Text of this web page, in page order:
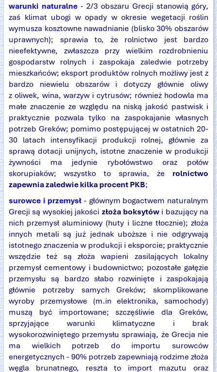
warunki naturalne - 2/3 obszaru Grecji stanowią góry,
zaś klimat ubogi w opady w okresie wegetacji roślin
wymusza kosztowne nawadnianie (blisko 30% obszarów
uprawnych); sprawia to, że rolnictwo jest bardzo
nieefektywne, zwłaszcza przy wielkim rozdrobnieniu
gospodarstw rolnych i zaspokaja zaledwie potrzeby
mieszkańców; eksport produktów rolnych możliwy jest z
bardzo niewielu obszarów i dotyczy głównie oliwy
z oliwek, wina, warzyw i cytrusów; również hodowla ma
małe znaczenie ze względu na niską jakość pastwisk i
praktycznie pozwala tylko na zaspokajanie własnych
potrzeb Greków; pomimo postępującej w ostatnich 20-
30 latach intensyfikacji produkcji rolnej, głównie za
sprawą dotacji unijnych, istotne znaczenie w produkcji
żywności ma jedynie rybołówstwo oraz połów
skorupiaków; wszystko to sprawia, że rolnictwo
zapewnia zaledwie kilka procent PKB;
surowce i przemysł - głównym bogactwem naturalnym
Grecji są wysokiej jakości złoża boksytówi bazujący na
nich przemysł aluminiowy (huty i liczne tłocznie); złoża
innych metali są już jednak uboższe i nie odgrywają
istotnego znaczenia w produkcji i eksporcie; praktycznie
wszędzie też są złoża wapieni zasilających lokalny
przemysł cementowy i budownictwo; pozostałe gałęzie
przemysłu są bardzo słabo rozwinięte i zaspokajają
głównie potrzeby samych Greków; skomplikowane
wyroby przemysłowe (m.in elektronika, samochody)
muszą być importowane; szczęśliwie dla Greków,
sprzyjające warunki klimatyczne i brak
wysokorozwiniętego przemysłu sprawiają, że Grecja nie
ma wielkich potrzeb do importu surowców
energetycznych - 90% potrzeb zapewniają rodzime złoża
węgla brunatnego, reszta to import mazutu oraz